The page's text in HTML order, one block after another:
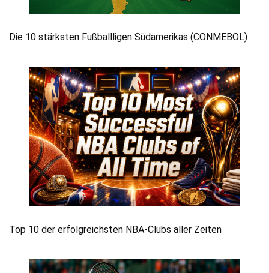
Die 10 stärksten Fußballligen Südamerikas (CONMEBOL)
Top 10 der erfolgreichsten NBA-Clubs aller Zeiten